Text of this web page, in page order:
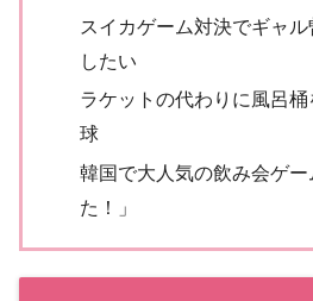
スイカゲーム対決でギャ
したい
ラケットの代わりに風呂
球
韓国で大人気の飲み会ゲ
た！」